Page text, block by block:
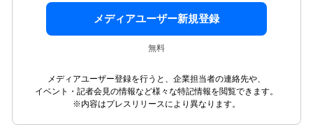
メディアユーザー新規登録
無料
メディアユーザー登録を行うと、企業担当者の連絡先や、
イベント・記者会見の情報など様々な特記情報を閲覧できます。
※内容はプレスリリースにより異なります。